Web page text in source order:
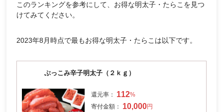
このランキングを参考にして、お得な明太子・たらこを見つ
けてみてください。
2023年8月時点で最もお得な明太子・たらこは以下です。
ぶっこみ辛子明太子（２ｋｇ）
112
10,000